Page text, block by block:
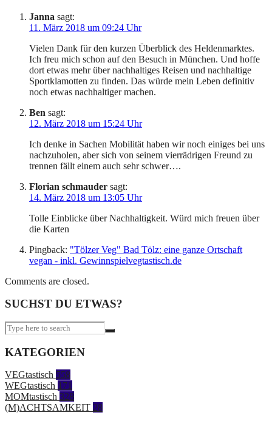
Janna sagt:
11. März 2018 um 09:24 Uhr
Vielen Dank für den kurzen Überblick des Heldenmarktes.
Ich freu mich schon auf den Besuch in München. Und hoffe
dort etwas mehr über nachhaltiges Reisen und nachhaltige
Sportklamotten zu finden. Das würde mein Leben definitiv
noch etwas nachhaltiger machen.
Ben sagt:
12. März 2018 um 15:24 Uhr
Ich denke in Sachen Mobilität haben wir noch einiges bei uns
nachzuholen, aber sich von seinem vierrädrigen Freund zu
trennen fällt einem auch sehr schwer….
Florian schmauder sagt:
14. März 2018 um 13:05 Uhr
Tolle Einblicke über Nachhaltigkeit. Würd mich freuen über
die Karten
Pingback: "Tölzer Veg" Bad Tölz: eine ganze Ortschaft
vegan - inkl. Gewinnspielvegtastisch.de
Comments are closed.
SUCHST DU ETWAS?
KATEGORIEN
VEGtastisch 558
WEGtastisch 171
MOMtastisch 328
(M)ACHTSAMKEIT 28